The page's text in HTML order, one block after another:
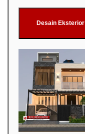
Desain Eksterior